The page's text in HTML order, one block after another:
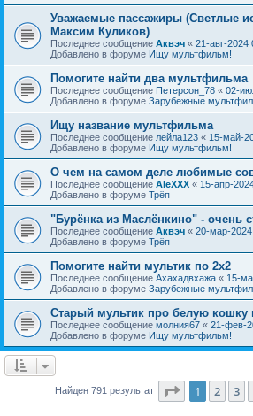
Уважаемые пассажиры (Светлые
Максим Куликов)
Последнее сообщение Аквэч « 21-авг-2024
Добавлено в форуме Ищу мультфильм!
Помогите найти два мультфильма
Последнее сообщение Петерсон_78 « 02-
Добавлено в форуме Зарубежные
Ищу название мультфильма
Последнее сообщение лейла123 « 15-май-
Добавлено в форуме Ищу мультфильм!
О чем на самом деле любимые
Последнее сообщение AleXXX « 15-апр-
Добавлено в форуме Трёп
"Бурёнка из Маслёнкино" - очень
Последнее сообщение Аквэч « 20-мар-
Добавлено в форуме Трёп
Помогите найти мультик по 2х2
Последнее сообщение Ахахадвхажа « 15-
Добавлено в форуме Зарубежные
Старый мультик про белую
Последнее сообщение молния67 « 21-фев-
Добавлено в форуме Ищу мультфильм!
Найден 791 результат Страница
1 2 3